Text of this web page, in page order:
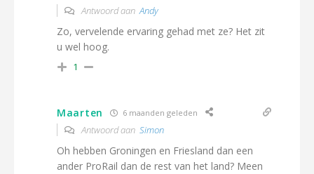
Antwoord aanAndy
Zo, vervelende ervaring gehad met ze? Het zit
u wel hoog.
1
Maarten 6 maanden geleden
Antwoord aan Simon
Oh hebben Groningen en Friesland dan een
ander ProRail dan de rest van het land? Meen